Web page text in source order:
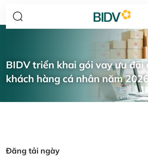
BIDV triển khai gói vay ưu đãi
khách hàng cá nhân năm
Đăng tải ngày